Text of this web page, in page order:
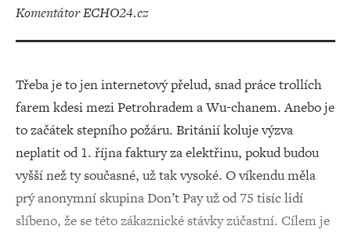
komentátor ECHO24.cz
Třeba je to jen internetový přelud, snad práce trollích
farem kdesi mezi Petrohradem a Wu-chanem. Anebo je
to začátek stepního požáru. Británií koluje výzva
neplatit od 1. října faktury za elektřinu, pokud budou
vyšší než ty současné, už tak vysoké. O víkendu měla
prý anonymní skupina Don’t Pay už od 75 tisíc lidí
slíbeno, že se této zákaznické stávky zúčastní. Cílem je